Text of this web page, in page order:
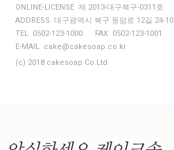
ONLINE-LICENSE 제 2013-대구북구-0311호
ADDRESS 대구광역시 북구 동암로 12길 24-
TEL 0502-123-1000
FAX 0502-123-1001
E-MAIL cake@cakesoap.co.kr
(c) 2018 cakesoap Co.Ltd